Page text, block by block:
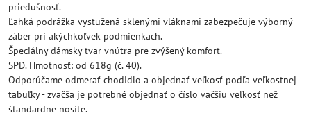
priedušnosť.
Ľahká podrážka vystužená sklenými vláknami zabezpečuje výborný
záber pri akýchkoľvek podmienkach.
Špeciálny dámsky tvar vnútra pre zvýšený komfort.
SPD. Hmotnosť: od 618g (č. 40).
Odporúčame odmerať chodidlo a objednať veľkosť podľa veľkostnej
tabuľky - zväčša je potrebné objednať o číslo väčšiu veľkosť než
štandardne nosíte.